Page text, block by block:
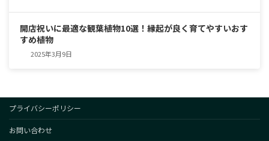
開店祝いに最適な観葉植物10選！縁起が良く育てやすいおす
すめ植物
2025年3月9日
プライバシーポリシー
お問い合わせ